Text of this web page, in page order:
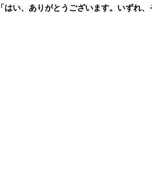
「はい、ありがとうございます。いずれ